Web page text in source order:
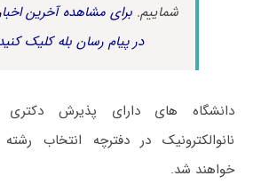
شماییم.برای مشاهده آخرین
در پیام رسان بله کلیک
دانشگاه های دارای پذیرش دکتری
ﻧﺎﻧﻮاﻟﻜﺘﺮونیک در دفترچه انتخاب
خواهند شد.